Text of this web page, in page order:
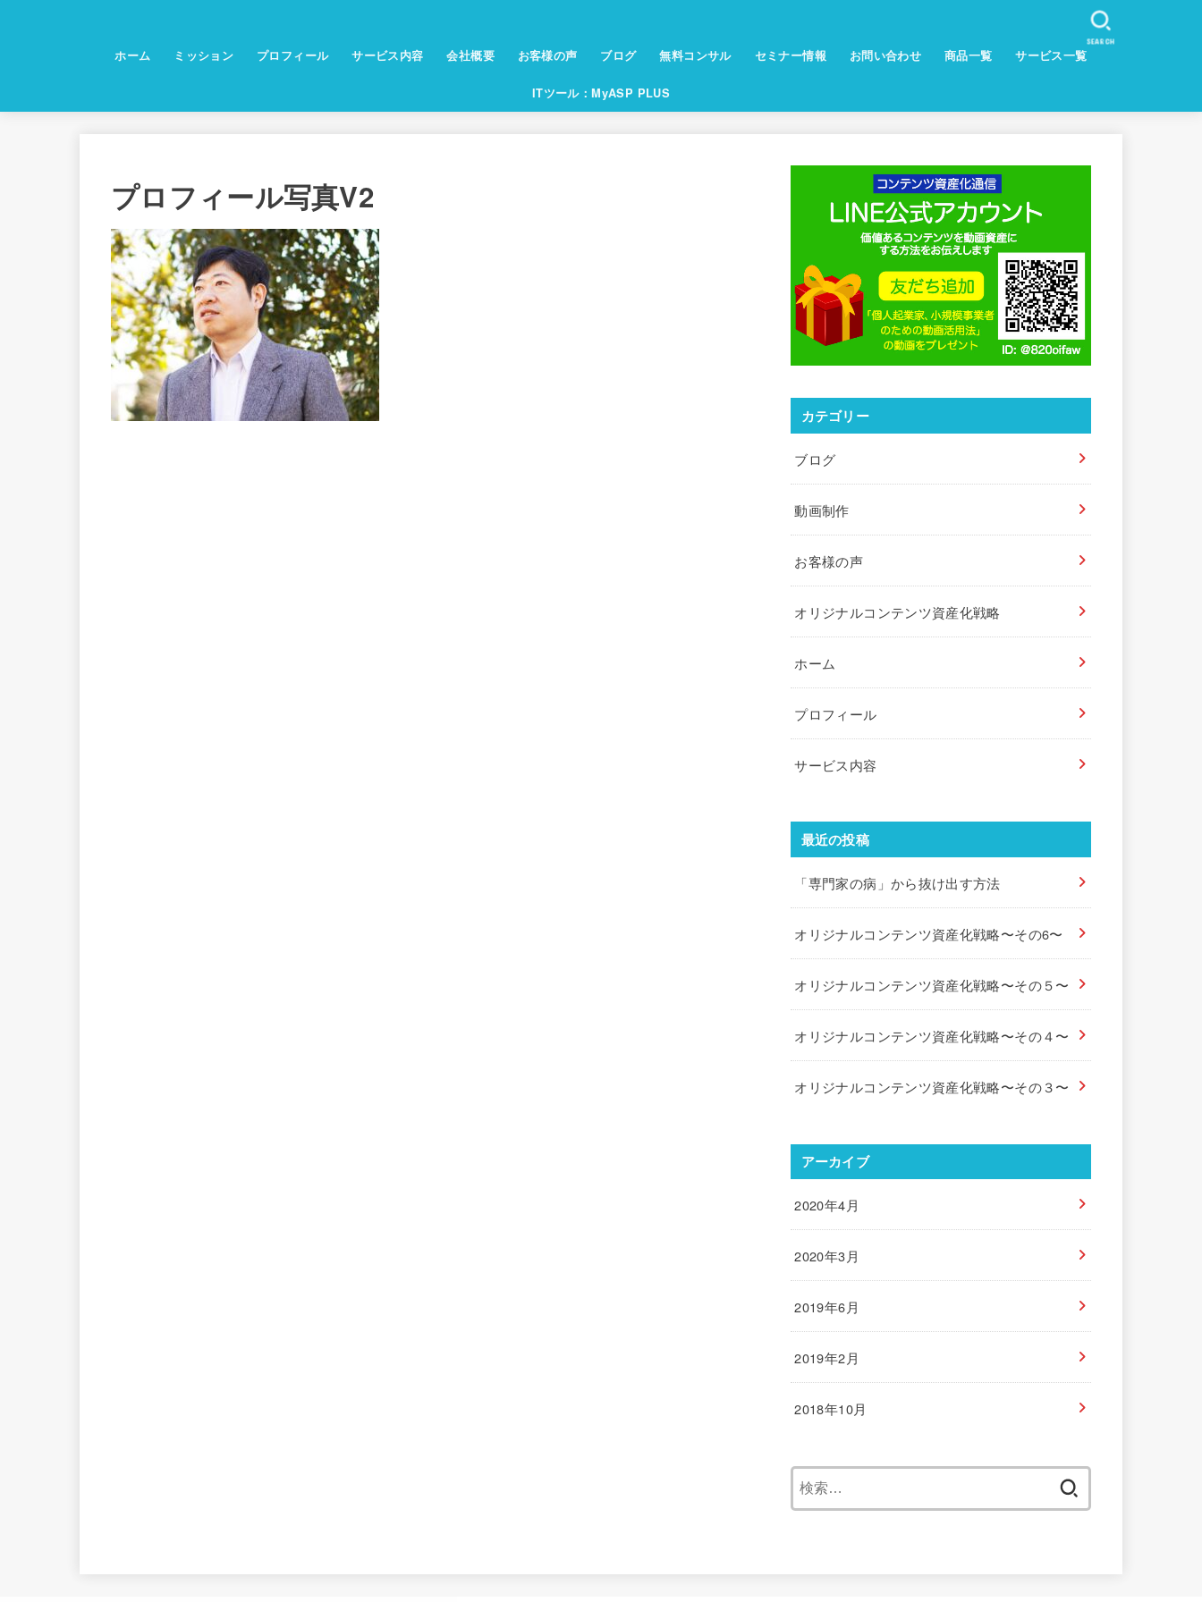
ホーム ミッション プロフィール サービス内容 会社概要 お客様の声 ブログ 無料コンサル セミナー情報 お問い合わせ 商品一覧 サービス一覧
ITツール：MyASP PLUS
SEARCH
プロフィール写真V2
カテゴリー
ブログ
動画制作
お客様の声
オリジナルコンテンツ資産化戦略
ホーム
プロフィール
サービス内容
最近の投稿
「専門家の病」から抜け出す方法
オリジナルコンテンツ資産化戦略〜その6〜
オリジナルコンテンツ資産化戦略〜その５〜
オリジナルコンテンツ資産化戦略〜その４〜
オリジナルコンテンツ資産化戦略〜その３〜
アーカイブ
2020年4月
2020年3月
2019年6月
2019年2月
2018年10月